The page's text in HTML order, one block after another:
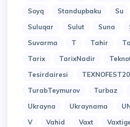
Soyq
Standupbaku Su
Suluqar
Sulut Suna
Suvarma
T Tahir
Tarix
TarixNadir
Tesirdairesi
TurabTeymurov
Turbaz
Ukrayna
Ukraynama
V
Vahid Vaxt